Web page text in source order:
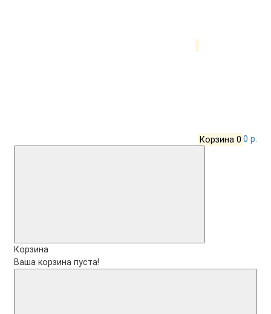
Корзина 0 0 р.
Корзина
Ваша корзина пуста!